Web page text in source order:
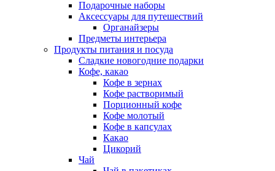
Подарочные наборы
Аксессуары для путешествий
Органайзеры
Предметы интерьера
Продукты питания и посуда
Сладкие новогодние подарки
Кофе, какао
Кофе в зернах
Кофе растворимый
Порционный кофе
Кофе молотый
Кофе в капсулах
Какао
Цикорий
Чай